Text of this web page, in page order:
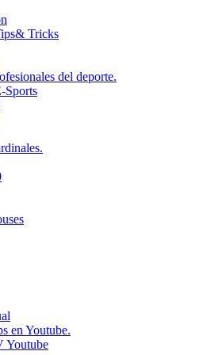
Tricks
del deporte.
Sports
en Youtube.
Youtube